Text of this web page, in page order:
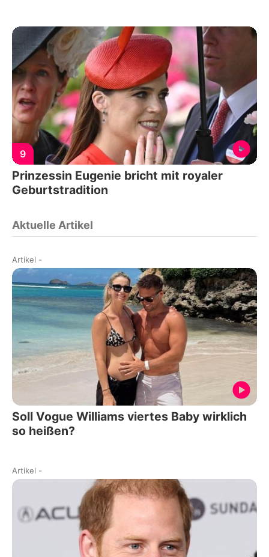
9
Prinzessin Eugenie bricht mit royaler
Geburtstradition
Aktuelle Artikel
Artikel -
Soll Vogue Williams viertes Baby wirklich
so heißen?
Artikel -